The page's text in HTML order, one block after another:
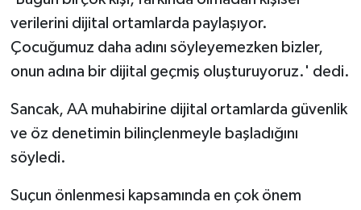
verilerini dijital ortamlarda paylaşıyor.
Çocuğumuz daha adını söyleyemezken bizler,
onun adına bir dijital geçmiş oluşturuyoruz.' dedi.
Sancak, AA muhabirine dijital ortamlarda güvenlik
ve öz denetimin bilinçlenmeyle başladığını
söyledi.
Suçun önlenmesi kapsamında en çok önem